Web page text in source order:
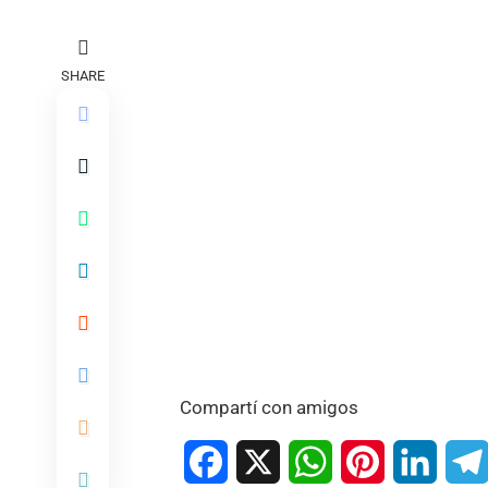
SHARE
Compartí con amigos
Facebook WhatsAppPinterest